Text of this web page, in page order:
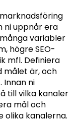
ni uppnår era
variabler
högre SEO-
mfl. Definiera
målet är, och
ni
till vilka kanaler
mål och
olika kanalerna.